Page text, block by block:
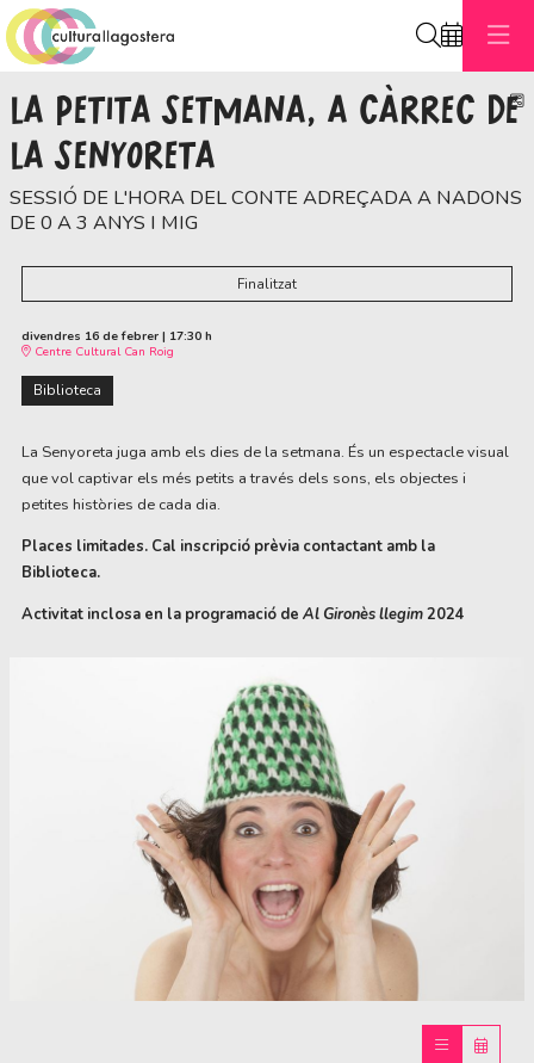
LA PETITA SETMANA, A CÀRREC DE
LA SENYORETA
SESSIÓ DE L'HORA DEL CONTE ADREÇADA A NADONS
DE 0 A 3 ANYS I MIG
Finalitzat
divendres 16 de febrer | 17:30 h
Centre Cultural Can Roig
Biblioteca
La Senyoreta juga amb els dies de la setmana. És un espectacle visual
que vol captivar els més petits a través dels sons, els objectes i
petites històries de cada dia.
Places limitades. Cal inscripció prèvia contactant amb la
Biblioteca.
Activitat inclosa en la programació de Al Gironès llegim2024